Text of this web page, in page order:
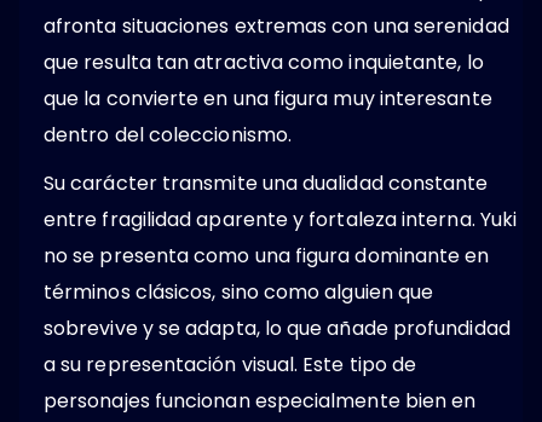
afronta situaciones extremas con una serenidad
que resulta tan atractiva como inquietante, lo
que la convierte en una figura muy interesante
dentro del coleccionismo.
Su carácter transmite una dualidad constante
entre fragilidad aparente y fortaleza interna. Yuki
no se presenta como una figura dominante en
términos clásicos, sino como alguien que
sobrevive y se adapta, lo que añade profundidad
a su representación visual. Este tipo de
personajes funcionan especialmente bien en